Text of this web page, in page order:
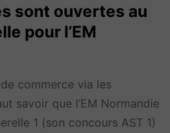
sont ouvertes au
pour l’EM
commerce via les
savoir que l’EM Normandie
1 (son concours AST 1)